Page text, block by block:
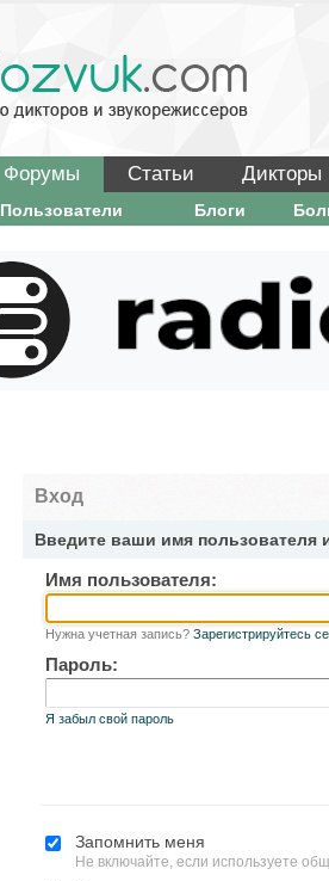
Форумы Статьи Дикторы
Пользователи Блоги
Вход
Введите ваши имя пользователя
Имя пользователя:
Нужна учетная запись? Зарегистрируйтесь
Пароль:
Я забыл свой пароль
Запомнить меня
Не включайте, если используете